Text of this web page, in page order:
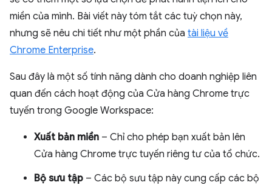
miền của mình. Bài viết này tóm tắt các tuỳ chọn này,
nhưng sẽ nêu chi tiết như một phần của tài liệu về
Chrome Enterprise.
Sau đây là một số tính năng dành cho doanh nghiệp liên
quan đến cách hoạt động của Cửa hàng Chrome trực
tuyến trong Google Workspace:
Xuất bản miền – Chỉ cho phép bạn xuất bản lên
Cửa hàng Chrome trực tuyến riêng tư của tổ chức.
Bộ sưu tập – Các bộ sưu tập này cung cấp các bộ